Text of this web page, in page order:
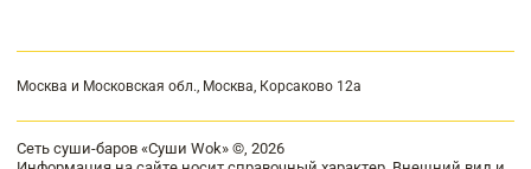
Москва и Московская обл., Москва, Корсаково 12а
Сеть суши-баров «Суши Wok» ©, 2026